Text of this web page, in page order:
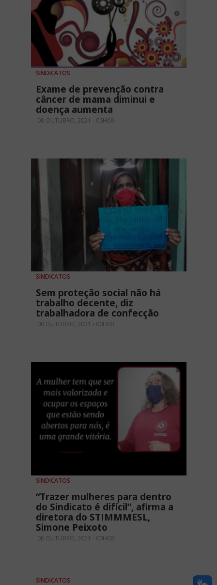
SINDICATOS
Exame de prevenção contra
câncer de mama diminui e
doença aumenta
08 OUTUBRO, 2021 - 00H00
SINDICATOS
Sem proteção social não há
trabalho decente, diz
trabalhadora de confecção
08 OUTUBRO, 2021 - 00H00
SINDICATOS
“Trazer mulheres para dentro
do Sindicato é difícil”, afirma a
diretora do STIMMMESL,
Simone Peixoto
08 OUTUBRO, 2021 - 00H00
SINDICATOS